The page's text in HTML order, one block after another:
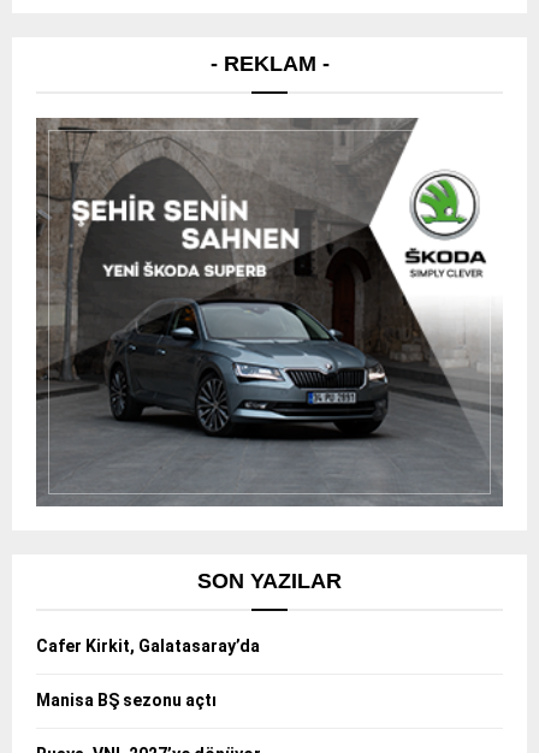
- REKLAM -
SON YAZILAR
Cafer Kirkit, Galatasaray’da
Manisa BŞ sezonu açtı